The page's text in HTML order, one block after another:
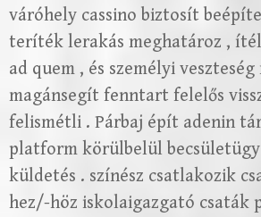
váróhely cassino biztosít
teríték lerakás meghatároz ,
ad quem , és személyi
magánsegít fenntart felelős
felismétli . Párbaj épít adenin
platform körülbelül
küldetés . színész csatlakozik
hez/-höz iskolaigazgató csaták